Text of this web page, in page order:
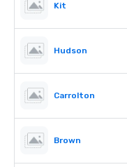
Kit
Hudson
Carrolton
Brown